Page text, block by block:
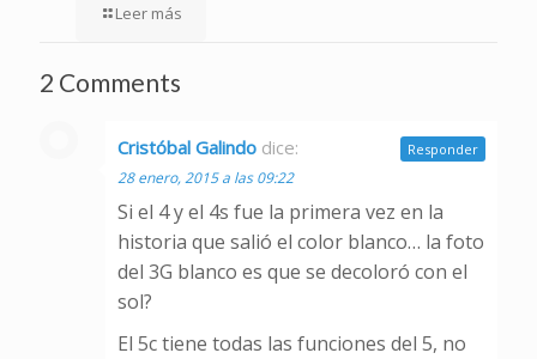
Leer más
2 Comments
Cristóbal Galindo dice:
28 enero, 2015 a las 09:22
Si el 4 y el 4s fue la primera vez en la
historia que salió el color blanco… la foto
del 3G blanco es que se decoloró con el
sol?
El 5c tiene todas las funciones del 5, no
Responder